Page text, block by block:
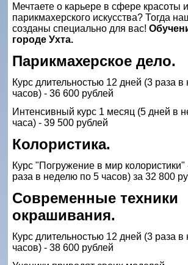
Мечтаете о карьере в сфере красоты и
парикмахерского искусства? Тогда
созданы специально для вас!
городе Ухта.
Парикмахерское дело.
Курс длительностью 12 дней (3 раза
часов) - 36 600 рублей
Интенсивный курс 1 месяц (5 дней в
часа) - 39 500 рублей
Колористика.
Курс "Погружение в мир колористики"
раза в неделю по 5 часов) за 32 800
Современные техники
окрашивания.
Курс длительностью 12 дней (3 раза
часов) - 38 600 рублей